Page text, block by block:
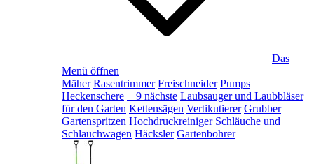
Das
Menü öffnen
Mäher Rasentrimmer Freischneider Pumps
Heckenschere + 9 nächste Laubsauger und Laubbläser
für den Garten Kettensägen Vertikutierer Grubber
Gartenspritzen Hochdruckreiniger Schläuche und
Schlauchwagen Häcksler Gartenbohrer